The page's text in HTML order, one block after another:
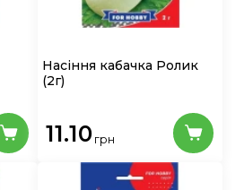
Насіння кабачка Ролик
(2г)
11.10 грн